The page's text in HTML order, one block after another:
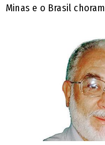
Minas e o Brasil choram